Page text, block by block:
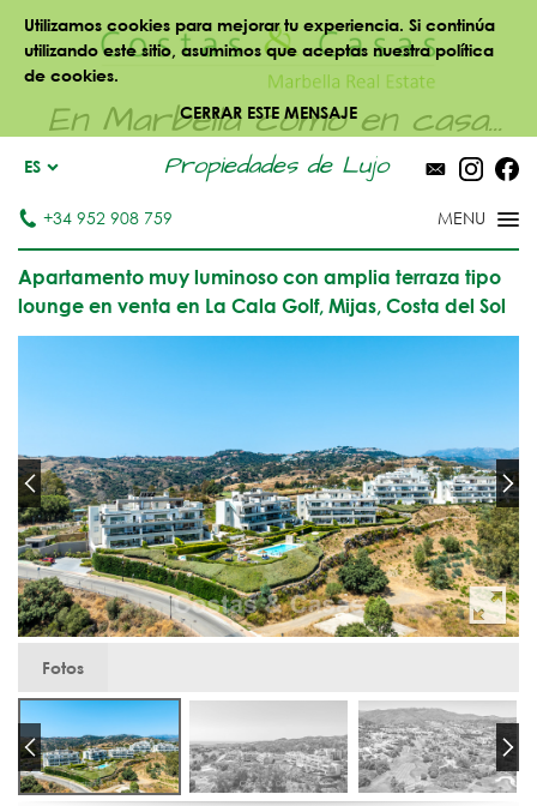
Utilizamos cookies para mejorar tu experiencia. Si continúa
utilizando este sitio, asumimos que aceptas nuestra política
de cookies.
CERRAR ESTE MENSAJE
En Marbella como en casa...
Propiedades de Lujo
ES
+34 952 908 759
Apartamento muy luminoso con amplia terraza tipo
lounge en venta en La Cala Golf, Mijas, Costa del Sol
Fotos